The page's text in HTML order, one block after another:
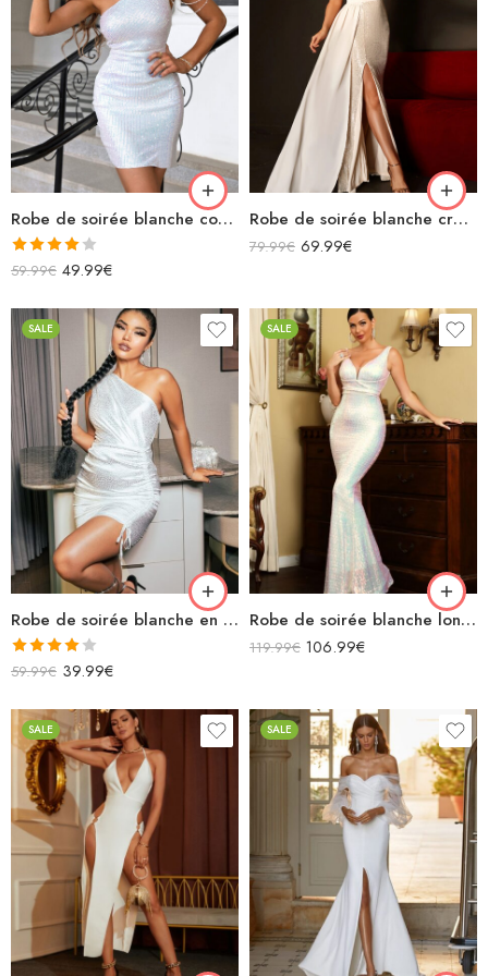
Robe de soirée blanche courte paillette asymétrique avec manches chaînettes
Note
5
59.99€ 49.99€
Robe de soirée blanche crème longue fendue chic à paillettes
79.99€ 69.99€
SALE
Robe de soirée blanche en satin asymétrique motif léopard
Note
5
59.99€ 39.99€
SALE
Robe de soirée blanche longue à bretelles décolleté v sans manches
119.99€ 106.99€
SALE SALE